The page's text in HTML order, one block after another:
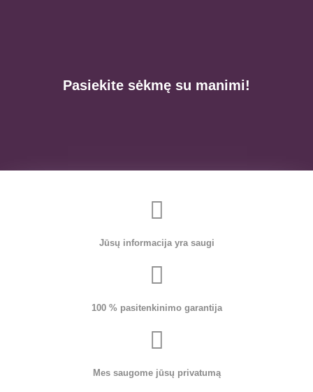
Pasiekite sėkmę su manimi!
Jūsų informacija yra saugi
100 % pasitenkinimo garantija
Mes saugome jūsų privatumą